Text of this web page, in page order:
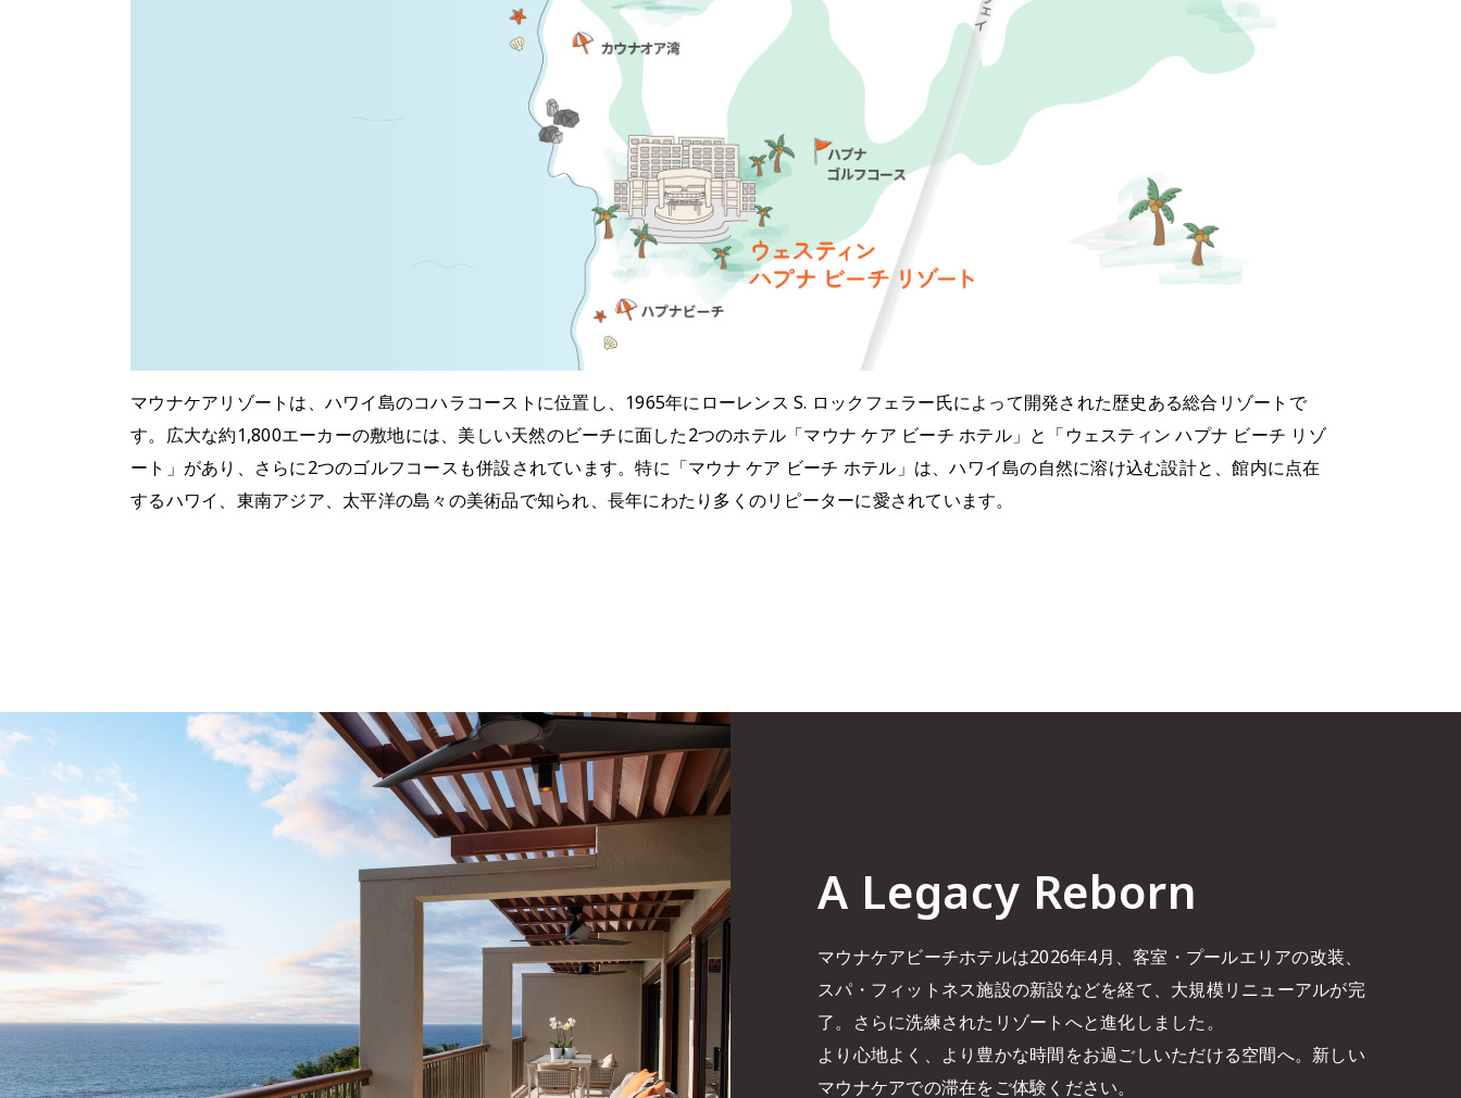
マウナケアリゾートは、ハワイ島のコハラコーストに位置し、1965年にローレンス S. ロックフェラー氏によって開発された歴史ある総合リゾートで
す。広大な約1,800エーカーの敷地には、美しい天然のビーチに面した2つのホテル「マウナ ケア ビーチ ホテル」と「ウェスティン ハプナ ビーチ リゾ
ート」があり、さらに2つのゴルフコースも併設されています。特に「マウナ ケア ビーチ ホテル」は、ハワイ島の自然に溶け込む設計と、館内に点在
するハワイ、東南アジア、太平洋の島々の美術品で知られ、長年にわたり多くのリピーターに愛されています。
A Legacy Reborn
マウナケアビーチホテルは2026年4月、客室・プールエリアの改装、
スパ・フィットネス施設の新設などを経て、大規模リニューアルが完
了。さらに洗練されたリゾートへと進化しました。
より心地よく、より豊かな時間をお過ごしいただける空間へ。新しい
マウナケアでの滞在をご体験ください。